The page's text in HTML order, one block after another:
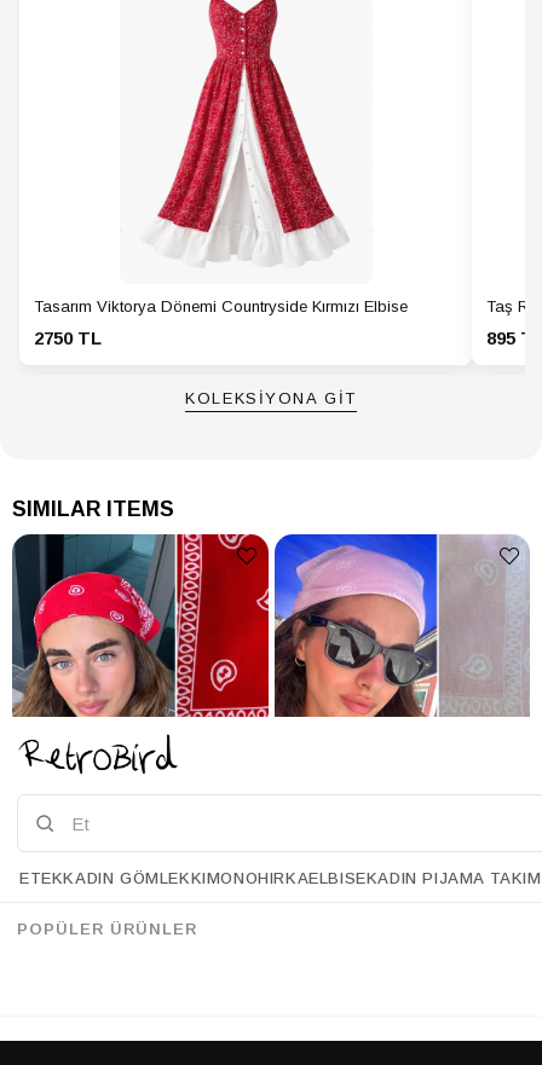
Tasarım Viktorya Dönemi Countryside Kırmızı Elbise
2750 TL
Taş
895
KOLEKSİYONA GİT
SIMILAR ITEMS
36.90 USD
45.90 USD
ETEKKADIN GÖMLEKKIMONOHIRKAELBISEKADIN PIJAMA TAKIM
POPÜLER ÜRÜNLER